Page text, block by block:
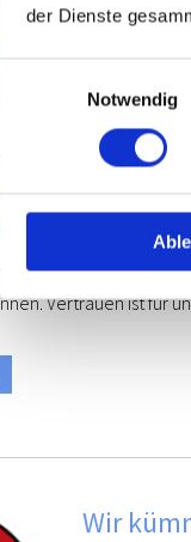
der Dienste
Notwendig
in unserer
Vertrauen ist für
Wir